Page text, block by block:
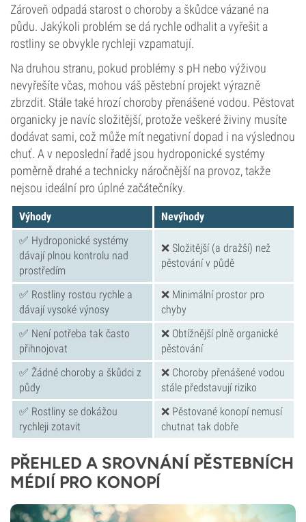
Zároveň odpadá starost o choroby a škůdce vázané na
půdu. Jakýkoli problém se dá rychle odhalit a vyřešit a
rostliny se obvykle rychleji vzpamatují.
Na druhou stranu, pokud problémy s pH nebo výživou
nevyřešíte včas, mohou váš pěstební projekt výrazně
zbrzdit. Stále také hrozí choroby přenášené vodou. Pěstovat
organicky je navíc složitější, protože veškeré živiny musíte
dodávat sami, což může mít negativní dopad i na výslednou
chuť. A v neposlední řadě jsou hydroponické systémy
poměrně drahé a technicky náročnější na provoz, takže
nejsou ideální pro úplné začátečníky.
Výhody
Nevýhody
✅ Hydroponické systémy
dávají plnou kontrolu nad
prostředím
❌ Složitější (a dražší) než
pěstování v půdě
✅ Rostliny rostou rychle a
dávají vysoké výnosy
❌ Minimální prostor pro
chyby
✅ Není potřeba tak často
přihnojovat
❌ Obtížnější plně organické
pěstování
✅ Žádné choroby a škůdci z
půdy
❌ Choroby přenášené vodou
stále představují riziko
✅ Rostliny se dokážou
rychleji zotavit
❌ Pěstované konopí nemusí
chutnat tak dobře
PŘEHLED A SROVNÁNÍ PĚSTEBNÍCH
MÉDIÍ PRO KONOPÍ